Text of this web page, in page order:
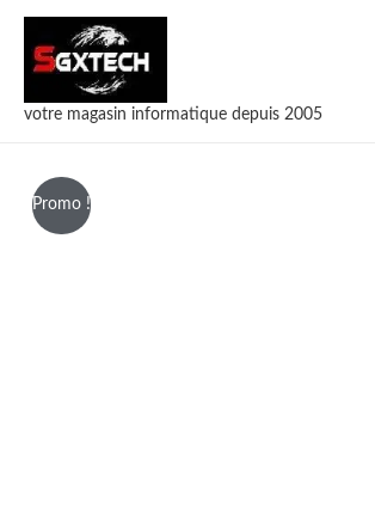
votre magasin informatique depuis 2005
Promo !